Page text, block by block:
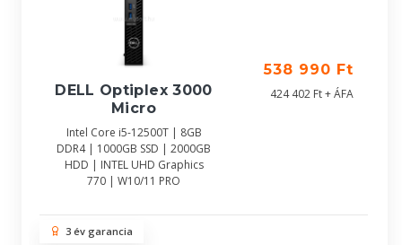
DELL Optiplex 3000
Micro
Intel Core i5-12500T | 8GB
DDR4 | 1000GB SSD | 2000GB
HDD | INTEL UHD Graphics
770 | W10/11 PRO
538 990 Ft
424 402 Ft + ÁFA
3 év garancia